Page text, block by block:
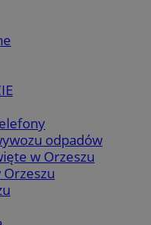
odpadów
w Orzeszu
Orzeszu